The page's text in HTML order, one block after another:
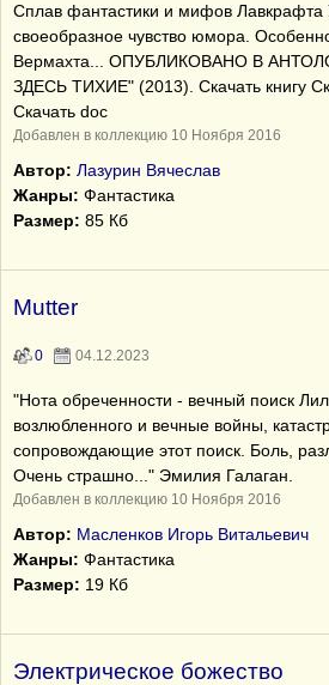
Сплав фантастики и мифов Лавкрафта
своеобразное чувство юмора.
Вермахта... ОПУБЛИКОВАНО В
ЗДЕСЬ ТИХИЕ" (2013). Скачать книгу
Скачать doc
Добавлен в коллекцию 10 Ноября 2016
Автор: Лазурин Вячеслав
Жанры: Фантастика
Размер: 85 Кб
Mutter
0 04.12.2023
"Нота обреченности - вечный поиск
возлюбленного и вечные войны,
сопровождающие этот поиск. Боль,
Очень страшно..." Эмилия Галаган.
Добавлен в коллекцию 10 Ноября 2016
Автор: Масленков Игорь Витальевич
Жанры: Фантастика
Размер: 19 Кб
Электрическое божество